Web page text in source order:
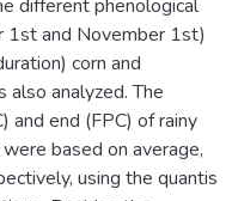
different phenological
1st and November 1st)
corn and
also analyzed. The
and end (FPC) of rainy
based on average,
using the quantis